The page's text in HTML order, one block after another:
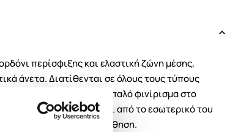
περίσφιξης και ελαστική ζώνη μέσης,
άνετα. Διατίθενται σε όλους τους τύπους
ύφασμα με απαλό φινίρισμα στο
υφάσματα ορίζονται από το εσωτερικό του
υφή και απαλή αίσθηση.